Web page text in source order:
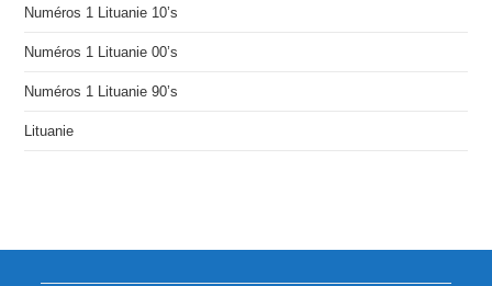
Numéros 1 Lituanie 10’s
Numéros 1 Lituanie 00’s
Numéros 1 Lituanie 90’s
Lituanie